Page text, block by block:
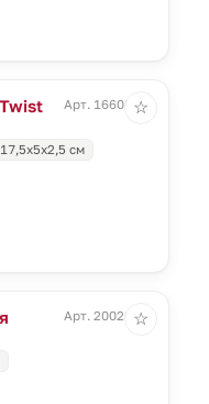
Арт. 16608.30
см
☆
Арт. 20026.30
☆